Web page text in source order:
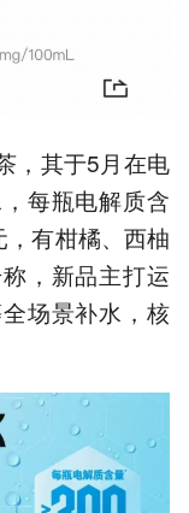
，其于5月在电
每瓶电解质含
有柑橘、西柚
，新品主打运
场景补水，核